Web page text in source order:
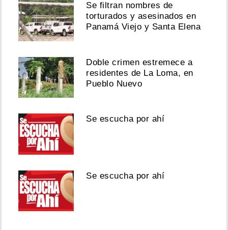
Se filtran nombres de
torturados y asesinados en
Panamá Viejo y Santa Elena
Doble crimen estremece a
residentes de La Loma, en
Pueblo Nuevo
Se escucha por ahí
Se escucha por ahí